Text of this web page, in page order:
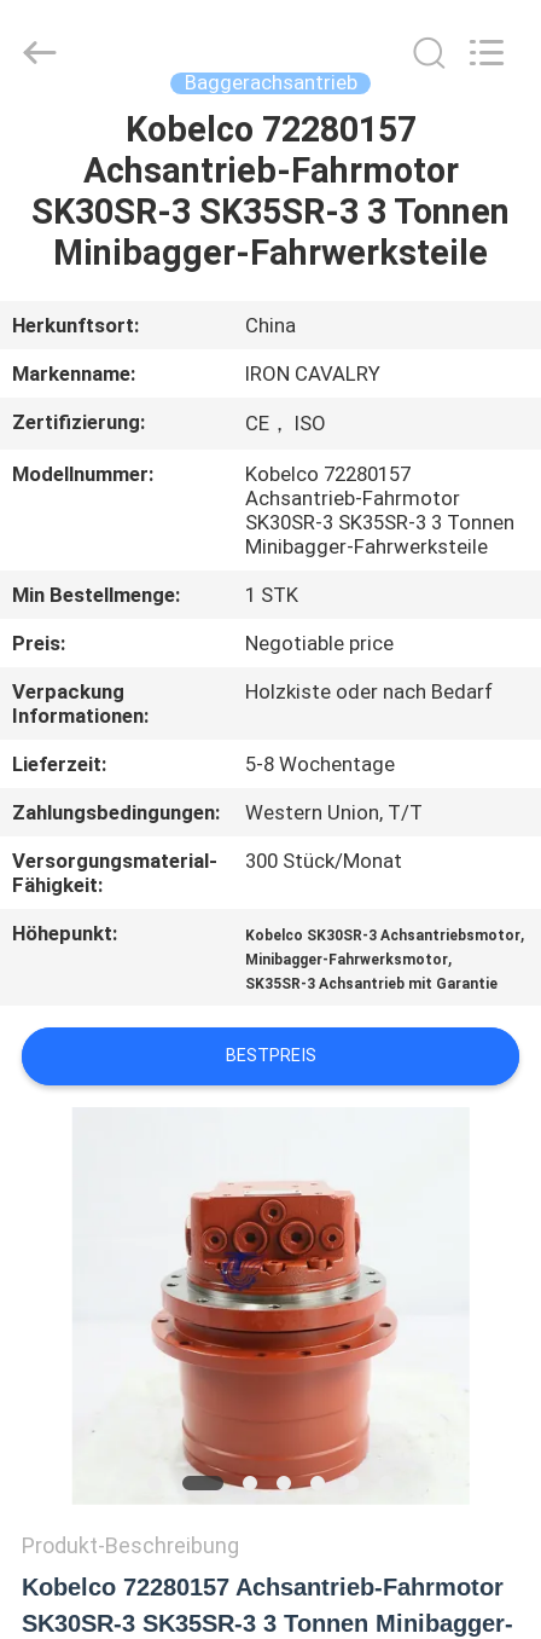
STARTSEITE
PRODUKTE
VR
ÜBER
FABRIK
TOUR
QUALITÄTSKONTROLLE
NACHRICHTEN
ALLE
REFERENZEN
DATENSCHUTZ-
BESTIMMUNGEN
Machinery
Baggerachsantrieb
Kobelco 72280157
Achsantrieb-Fahrmotor
SK30SR-3 SK35SR-3 3 Tonnen
Minibagger-Fahrwerksteile
Herkunftsort:
China
Markenname:
IRON CAVALRY
Zertifizierung:
CE， ISO
Modellnummer:
Kobelco 72280157
Achsantrieb-Fahrmotor
SK30SR-3 SK35SR-3 3 Tonnen
Minibagger-Fahrwerksteile
Min Bestellmenge:
1 STK
Preis:
Negotiable price
Verpackung
Informationen:
Holzkiste oder nach Bedarf
Lieferzeit:
5-8 Wochentage
Zahlungsbedingungen:
Western Union, T/T
Versorgungsmaterial-
Fähigkeit:
300 Stück/Monat
Höhepunkt: Kobelco SK30SR-3 Achsantriebsmotor,
Minibagger-Fahrwerksmotor,
SK35SR-3 Achsantrieb mit Garantie
BESTPREIS
Produkt-Beschreibung
Kobelco 72280157 Achsantrieb-Fahrmotor
SK30SR-3 SK35SR-3 3 Tonnen Minibagger-